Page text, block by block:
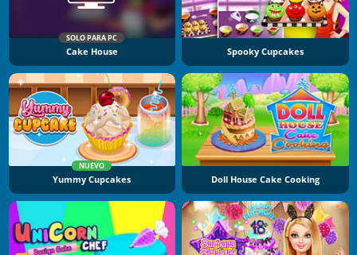
SOLO PARA PC
Cake House Spooky Cupcakes
NUEVO
Yummy Cupcakes Doll House Cake Cooking